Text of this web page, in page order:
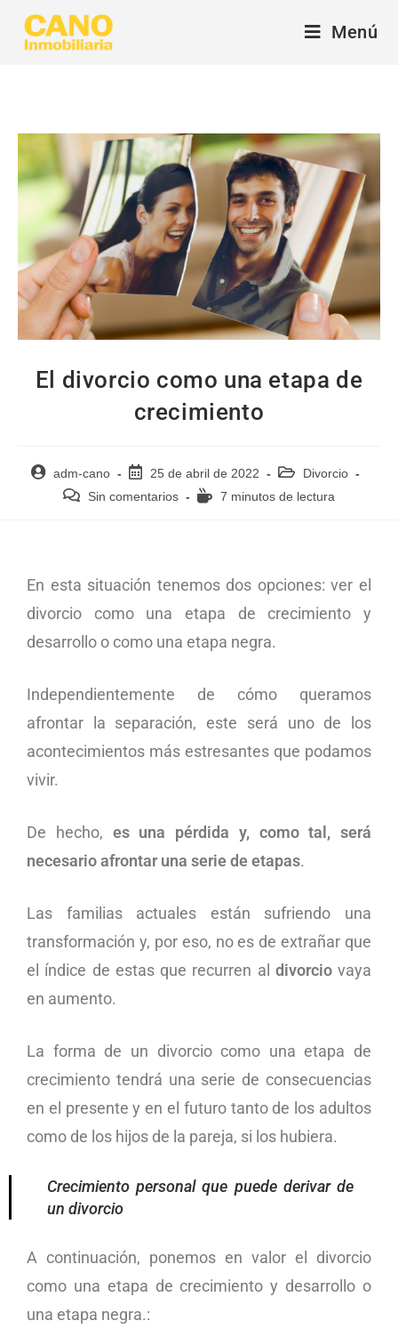
Menú
El divorcio como una etapa de
crecimiento
adm-cano 25 de abril de 2022
Divorcio
Sin comentarios
7 minutos de lectura
En esta situación tenemos dos opciones: ver el
divorcio como una etapa de crecimiento y
desarrollo o como una etapa negra.
Independientemente de cómo queramos
afrontar la separación, este será uno de los
acontecimientos más estresantes que podamos
vivir.
De hecho, es una pérdida y, como tal, será
necesario afrontar una serie de etapas.
Las familias actuales están sufriendo una
transformación y, por eso, no es de extrañar que
el índice de estas que recurren al divorcio vaya
en aumento.
La forma de un divorcio como una etapa de
crecimiento tendrá una serie de consecuencias
en el presente y en el futuro tanto de los adultos
como de los hijos de la pareja, si los hubiera.
Crecimiento personal que puede derivar de
un divorcio
A continuación, ponemos en valor el divorcio
como una etapa de crecimiento y desarrollo o
una etapa negra.: